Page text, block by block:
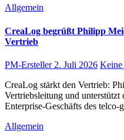
Allgemein
CreaLog begrüßt Philipp
Vertrieb
PM-Ersteller 2. Juli 2026 Keine
CreaLog stärkt den Vertrieb: Philipp Meier zu Eissen übernimmt die
Vertriebsleitung und unterstützt
Enterprise-Geschäfts des
Allgemein